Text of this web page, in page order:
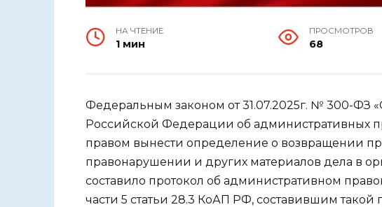
НА ЧТЕНИЕ
1 мин
ПРОСМОТРОВ
68
Федеральным законом от 31.07.2025г. № 300-ФЗ
Российской Федерации об административных
правом вынести определение о возвращении
правонарушении и других материалов дела в
составило протокол об административном
части 5 статьи 28.3 КоАП РФ, составившим такой